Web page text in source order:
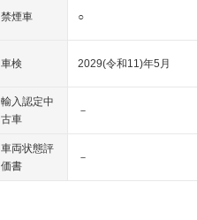
禁煙車 ○
車検 2029(令和11)年5月
輸入認定中
古車
－
車両状態評
価書
－